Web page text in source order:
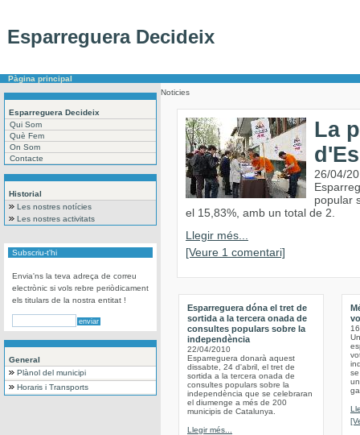
Esparreguera Decideix
Pàgina principal
Esparreguera Decideix
Qui Som
Què Fem
On Som
Contacte
Historial
Les nostres notícies
Les nostres activitats
Subscriu-t'hi
Envia'ns la teva adreça de correu
electrònic si vols rebre periòdicament
els titulars de la nostra entitat !
General
Plànol del municipi
Horaris i Transports
Noticies
La
26/04/
popular
el 15,83%, amb un total de 2.
Llegir més...
[Veure 1 comentari]
Esparreguera dóna el tret de
sortida a la tercera onada de
consultes populars sobre la
independència
22/04/2010
Esparreguera donarà aquest
dissabte, 24 d'abril, el tret de
sortida a la tercera onada de
consultes populars sobre la
independència que se celebraran
el diumenge a més de 200
municipis de Catalunya.
Llegir més...